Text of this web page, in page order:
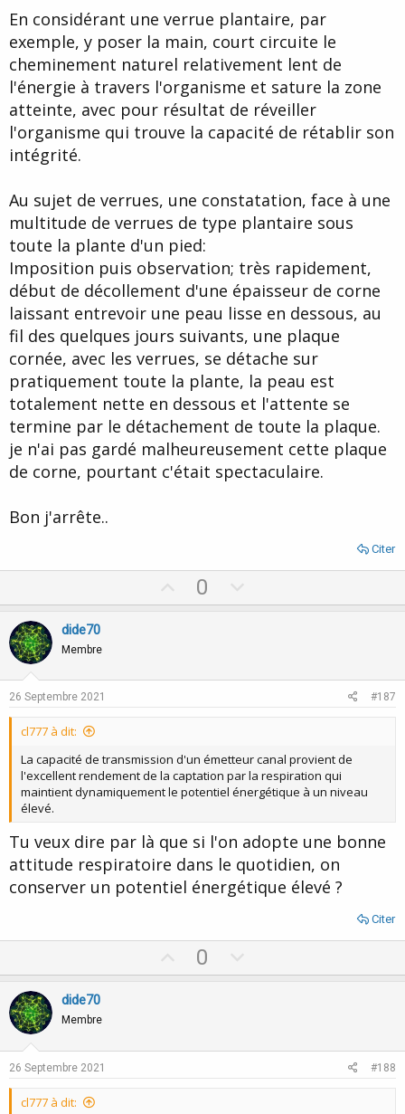
En considérant une verrue plantaire, par
exemple, y poser la main, court circuite le
cheminement naturel relativement lent de
l'énergie à travers l'organisme et sature la zone
atteinte, avec pour résultat de réveiller
l'organisme qui trouve la capacité de rétablir son
intégrité.
Au sujet de verrues, une constatation, face à une
multitude de verrues de type plantaire sous
toute la plante d'un pied:
Imposition puis observation; très rapidement,
début de décollement d'une épaisseur de corne
laissant entrevoir une peau lisse en dessous, au
fil des quelques jours suivants, une plaque
cornée, avec les verrues, se détache sur
pratiquement toute la plante, la peau est
totalement nette en dessous et l'attente se
termine par le détachement de toute la plaque.
je n'ai pas gardé malheureusement cette plaque
de corne, pourtant c'était spectaculaire.
Bon j'arrête..
Citer
p
t
0
o
v
dide70
Membre
26 Septembre 2021 #187
cl777 à dit:
La capacité de transmission d'un émetteur canal provient de
l'excellent rendement de la captation par la respiration qui
maintient dynamiquement le potentiel énergétique à un niveau
élevé.
Tu veux dire par là que si l'on adopte une bonne
attitude respiratoire dans le quotidien, on
conserver un potentiel énergétique élevé ?
Citer
p
0
o
dide70
Membre
26 Septembre 2021 #188
cl777 à dit: